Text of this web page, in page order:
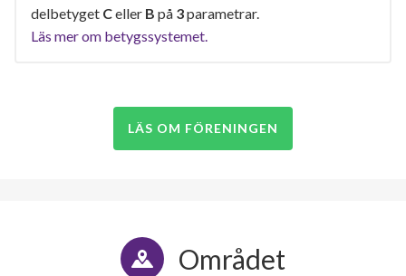
delbetyget Celler B på 3parametrar.
Läs mer om betygssystemet.
LÄS OM FÖRENINGEN
Området